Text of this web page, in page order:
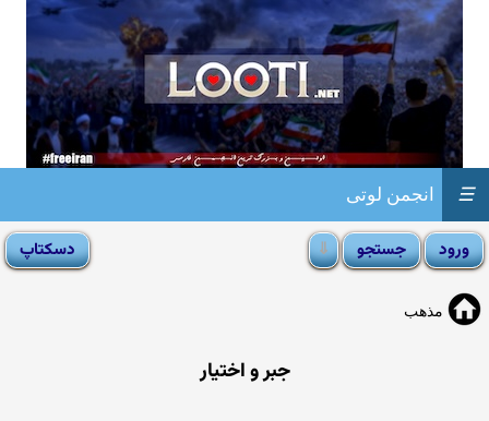
انجمن لوتی ☰
مذهب
جبر و اختیار